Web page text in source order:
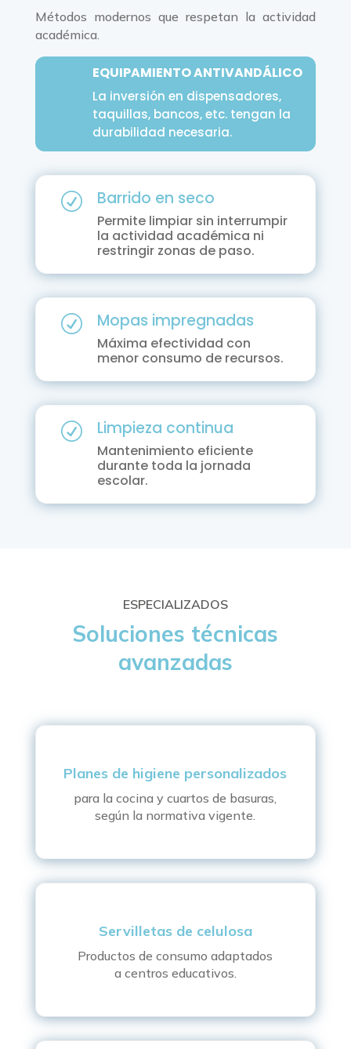
Métodos modernos que respetan la actividad
académica.
EQUIPAMIENTO ANTIVANDÁLICO
La inversión en dispensadores,
taquillas, bancos, etc. tengan la
durabilidad necesaria.
R Barrido en seco
Permite limpiar sin interrumpir
la actividad académica ni
restringir zonas de paso.
R Mopas impregnadas
Máxima efectividad con
menor consumo de recursos.
R Limpieza continua
Mantenimiento eficiente
durante toda la jornada
escolar.
ESPECIALIZADOS
Soluciones técnicas
avanzadas
Planes de higiene personalizados
para la cocina y cuartos de basuras,
según la normativa vigente.
Servilletas de celulosa
Productos de consumo adaptados
a centros educativos.